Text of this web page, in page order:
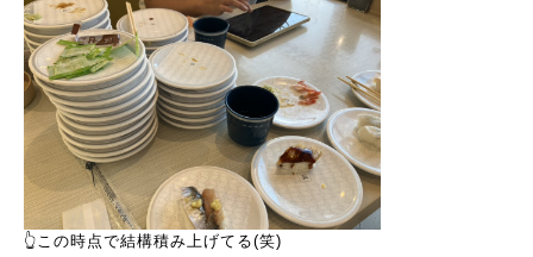
👆この時点で結構積み上げてる(笑)